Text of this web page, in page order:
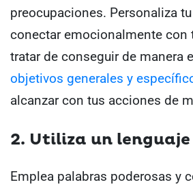
preocupaciones. Personaliza
conectar emocionalmente con
tratar de conseguir de manera
objetivos generales y
alcanzar con tus acciones de
2. Utiliza un
Emplea palabras poderosas y